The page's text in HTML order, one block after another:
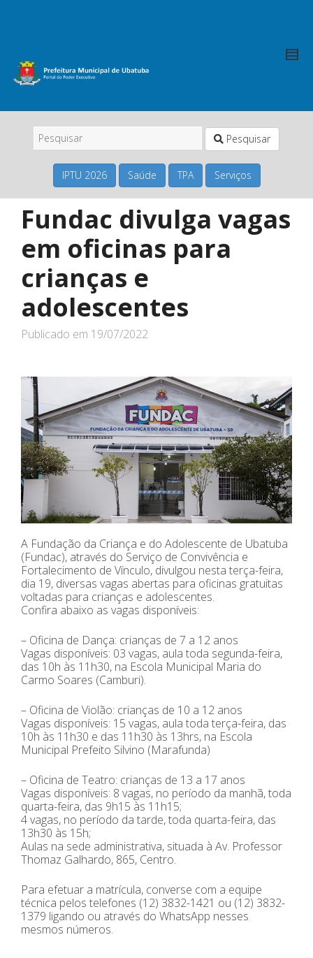
Pesquisar
IPTU 2026 Saúde TPA Serviços
Fundac divulga vagas
em oficinas para
crianças e
adolescentes
Publicado em 19/07/2022
A Fundação da Criança e do Adolescente de Ubatuba
(Fundac), através do Serviço de Convivência e
Fortalecimento de Vínculo, divulgou nesta terça-feira,
dia 19, diversas vagas abertas para oficinas gratuitas
voltadas para crianças e adolescentes.
Confira abaixo as vagas disponíveis:
– Oficina de Dança: crianças de 7 a 12 anos
Vagas disponíveis: 03 vagas, aula toda segunda-feira,
das 10h às 11h30, na Escola Municipal Maria do
Carmo Soares (Camburi).
– Oficina de Violão: crianças de 10 a 12 anos
Vagas disponíveis: 15 vagas, aula toda terça-feira, das
10h às 11h30 e das 11h30 às 13hrs, na Escola
Municipal Prefeito Silvino (Marafunda)
– Oficina de Teatro: crianças de 13 a 17 anos
Vagas disponíveis: 8 vagas, no período da manhã, toda
quarta-feira, das 9h15 às 11h15;
4 vagas, no período da tarde, toda quarta-feira, das
13h30 às 15h;
Aulas na sede administrativa, situada à Av. Professor
Thomaz Galhardo, 865, Centro.
Para efetuar a matrícula, converse com a equipe
técnica pelos telefones (12) 3832-1421 ou (12) 3832-
1379 ligando ou através do WhatsApp nesses
mesmos números.